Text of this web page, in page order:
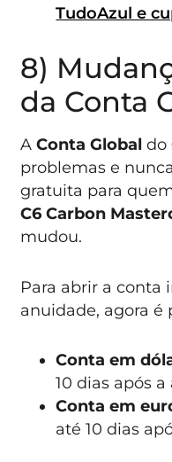
TudoAzul e
8)
da Conta
A Conta Global do
problemas e
gratuita para
C6 Carbon
mudou.
Para abrir a conta
anuidade, agora é
Conta em
10 dias após
Conta em
até 10 dias